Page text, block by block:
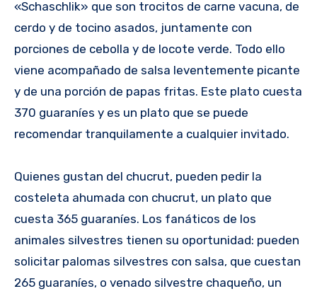
«Schaschlik» que son trocitos de carne vacuna, de
cerdo y de tocino asados, juntamente con
porciones de cebolla y de locote verde. Todo ello
viene acompañado de salsa leventemente picante
y de una porción de papas fritas. Este plato cuesta
370 guaraníes y es un plato que se puede
recomendar tranquilamente a cualquier invitado.
Quienes gustan del chucrut, pueden pedir la
costeleta ahumada con chucrut, un plato que
cuesta 365 guaraníes. Los fanáticos de los
animales silvestres tienen su oportunidad: pueden
solicitar palomas silvestres con salsa, que cuestan
265 guaraníes, o venado silvestre chaqueño, un